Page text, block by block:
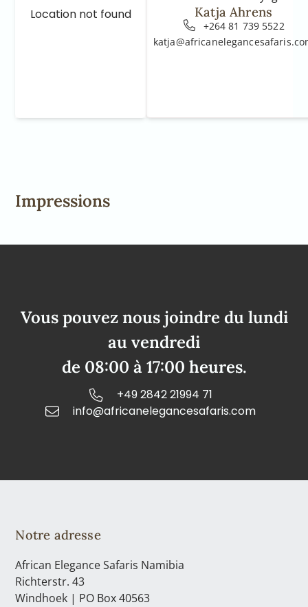
Katja Ahrens
+264 81 739 5522
Location not found
Impressions
Vous pouvez nous joindre du lundi
au vendredi
de 08:00 à 17:00 heures.
+49 2842 21994 71
info@africanelegancesafaris.com
Notre adresse
African Elegance Safaris Namibia
Richterstr. 43
Windhoek | PO Box 40563